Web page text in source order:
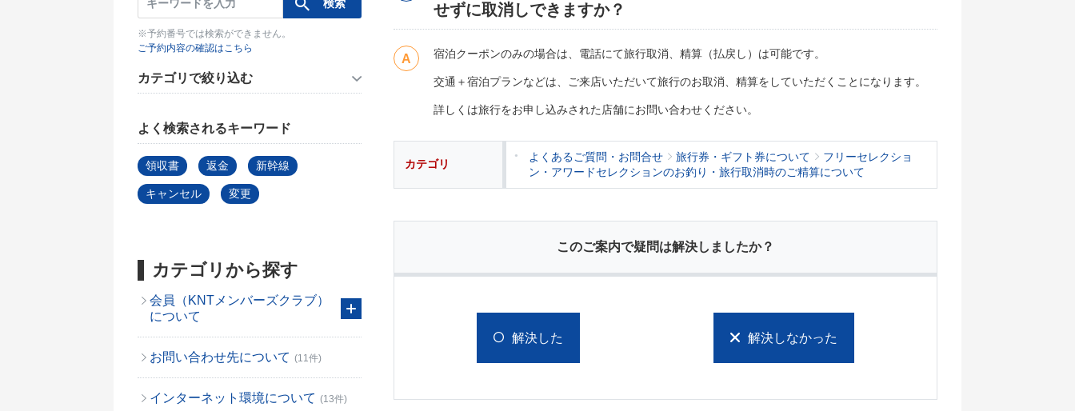
※予約番号では検索ができません。
ご予約内容の確認はこちら
カテゴリで絞り込む
よく検索されるキーワード
領収書 返金 新幹線
キャンセル 変更
カテゴリから探す
会員（KNTメンバーズクラブ）
について
お問い合わせ先について (11件)
インターネット環境について (13件)
せずに取消しできますか？
宿泊クーポンのみの場合は、電話にて旅行取消、精算（払戻し）は可能です。
交通＋宿泊プランなどは、ご来店いただいて旅行のお取消、精算をしていただくことになります。
詳しくは旅行をお申し込みされた店舗にお問い合わせください。
カテゴリ
よくあるご質問・お問合せ 旅行券・ギフト券について
フリーセレクショ
ン・アワードセレクションのお釣り・旅行取消時のご精算について
このご案内で疑問は解決しましたか？
解決した 解決しなかった